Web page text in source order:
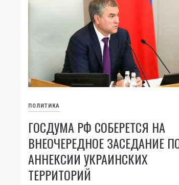
ПОЛИТИКА
ГОСДУМА РФ СОБЕРЕТСЯ НА
ВНЕОЧЕРЕДНОЕ ЗАСЕДАНИЕ
АННЕКСИИ УКРАИНСКИХ
ТЕРРИТОРИЙ